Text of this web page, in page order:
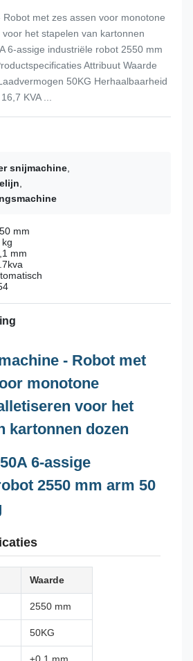
met zes assen voor monotone
het stapelen van kartonnen
6-assige industriële robot 2550 mm
Attribuut Waarde
50KG Herhaalbaarheid
KVA ...
snijmachine
mm
mm
- Robot met
monotone
voor het
kartonnen dozen
6-assige
2550 mm arm 50
Waarde
2550 mm
50KG